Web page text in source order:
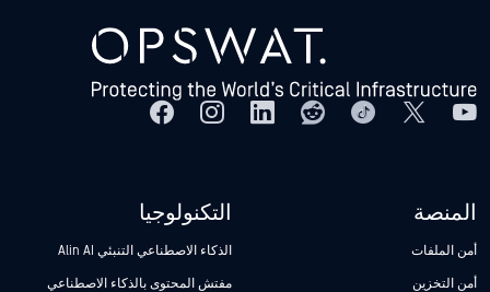
المنصة
أمن الملفات
أمن التخزين
التكنولوجيا
الذكاء الاصطناعي التنبئي Alin AI
مفتش المحتوى بالذكاء الاصطناعي